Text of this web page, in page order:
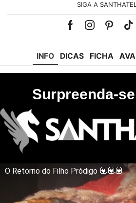
SIGA A
Facebook
Instagram
INFO DICAS FICHA
Surpreenda-
O Retorno do Filho Pródigo 💟💟💟